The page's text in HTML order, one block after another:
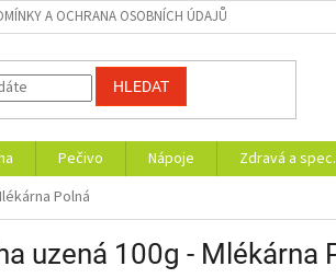
A OCHRANA OSOBNÍCH ÚDAJŮ
HLEDAT
Pečivo Nápoje Zdravá a
Polná
uzená 100g - Mlékárna